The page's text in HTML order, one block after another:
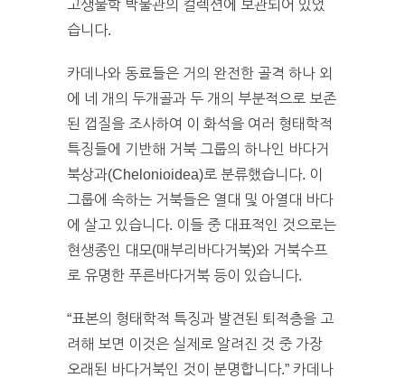
고생물학 박물관의 컬렉션에 보관되어 있었
습니다.
카데나와 동료들은 거의 완전한 골격 하나 외
에 네 개의 두개골과 두 개의 부분적으로 보존
된 껍질을 조사하여 이 화석을 여러 형태학적
특징들에 기반해 거북 그룹의 하나인 바다거
북상과(Chelonioidea)로 분류했습니다. 이
그룹에 속하는 거북들은 열대 및 아열대 바다
에 살고 있습니다. 이들 중 대표적인 것으로는
현생종인 대모(매부리바다거북)와 거북수프
로 유명한 푸른바다거북 등이 있습니다.
“표본의 형태학적 특징과 발견된 퇴적층을 고
려해 보면 이것은 실제로 알려진 것 중 가장
오래된 바다거북인 것이 분명합니다.” 카데나